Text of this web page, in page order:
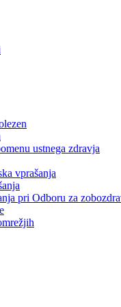
ustnega zdravja
vprašanja
pri Odboru za